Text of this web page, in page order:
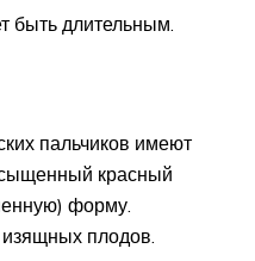
быть длительным.
пальчиков имеют
красный
форму.
плодов.